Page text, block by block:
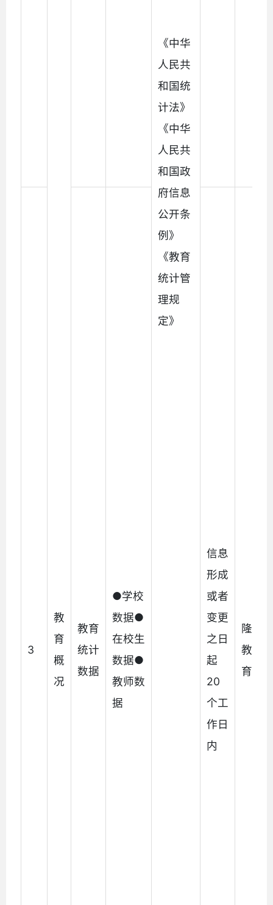
教
育
概
况
《中华
人民共
和国统
计法》
《中华
人民共
和国政
府信息
公开条
例》
《教育
统计管
理规
定》
3
教育
统计
数据
●学校
数据●
在校生
数据●
教师数
据
信息
形成
或者
变更
之日
起
20
个工
作日
内
隆阳
教育
育局